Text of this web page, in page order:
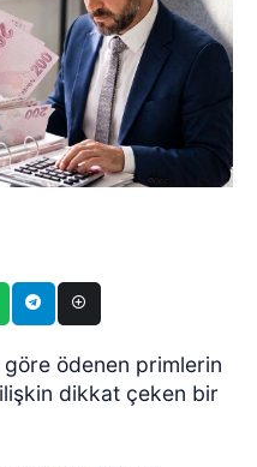
göre ödenen primlerin
ilişkin dikkat çeken bir